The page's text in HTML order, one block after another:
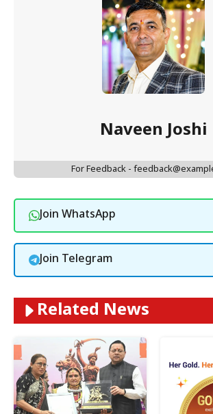
Naveen Joshi
For Feedback -
Join WhatsApp
Join Telegram
Related News